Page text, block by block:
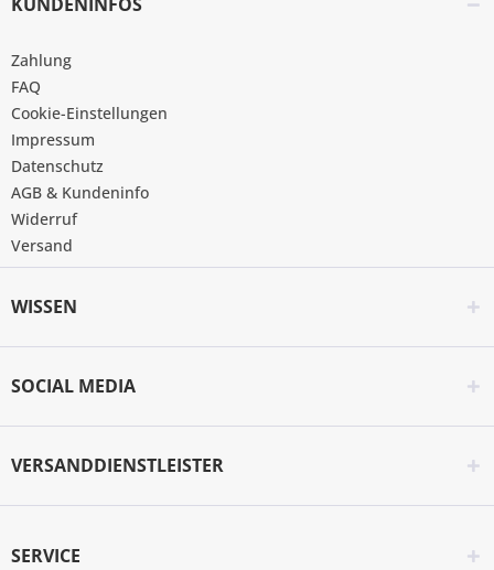
Zahlung
FAQ
Cookie-Einstellungen
Impressum
Datenschutz
AGB & Kundeninfo
Widerruf
Versand
WISSEN
SOCIAL MEDIA
VERSANDDIENSTLEISTER
SERVICE